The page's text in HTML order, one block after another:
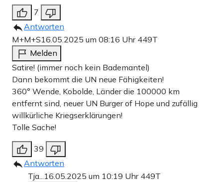
7
Antworten
M+M+S16.05.2025 um 08:16 Uhr 449T
Melden
Satire! (immer noch kein Bademantel)
Dann bekommt die UN neue Fähigkeiten!
360° Wende, Kobolde, Länder die 100000 km
entfernt sind, neuer UN Burger of Hope und zufällig
willkürliche Kriegserklärungen!
Tolle Sache!
39
Antworten
Tja...16.05.2025 um 10:19 Uhr 449T